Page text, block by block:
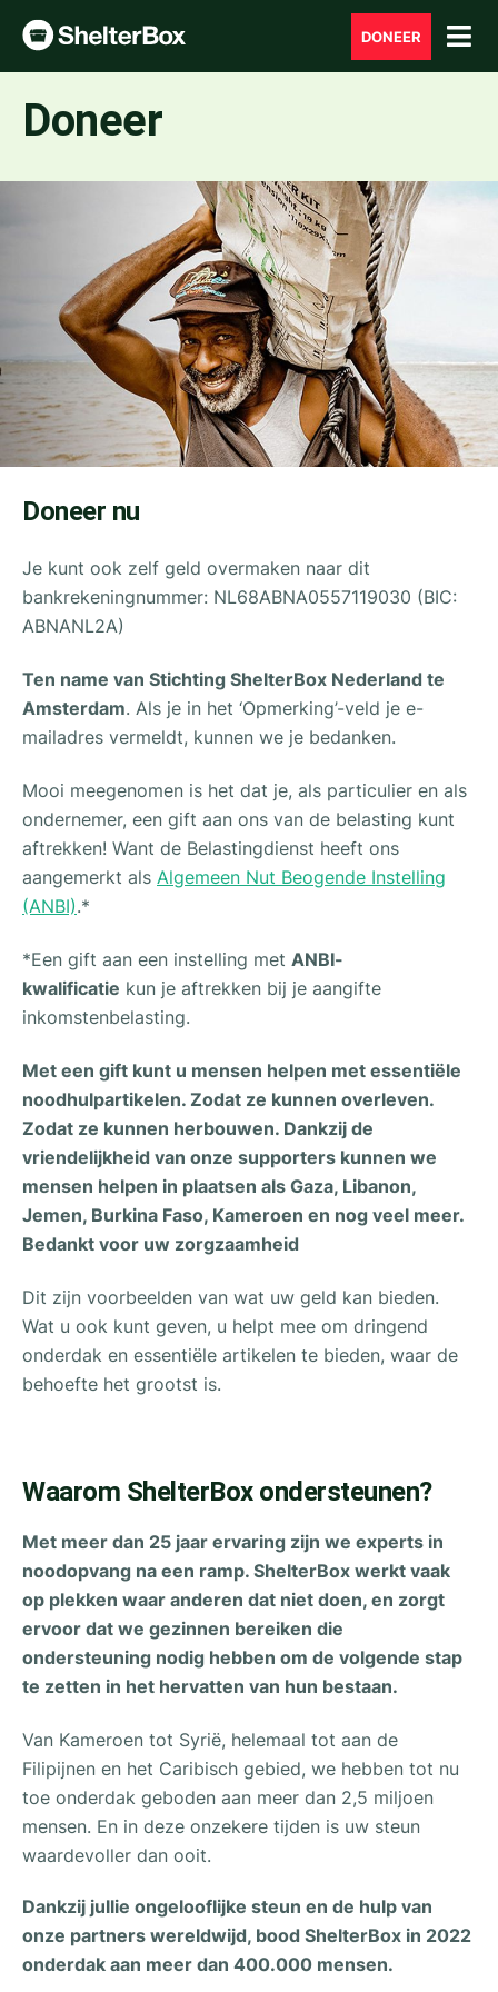
DONEER
Doneer
Doneer nu
Je kunt ook zelf geld overmaken naar dit
bankrekeningnummer: NL68ABNA0557119030 (BIC:
ABNANL2A)
Ten name van Stichting ShelterBox Nederland te
Amsterdam. Als je in het ‘Opmerking’-veld je e-
mailadres vermeldt, kunnen we je bedanken.
Mooi meegenomen is het dat je, als particulier en als
ondernemer, een gift aan ons van de belasting kunt
aftrekken! Want de Belastingdienst heeft ons
aangemerkt als Algemeen Nut Beogende Instelling
(ANBI).*
*Een gift aan een instelling met ANBI-
kwalificatie kun je aftrekken bij je aangifte
inkomstenbelasting.
Met een gift kunt u mensen helpen met essentiële
noodhulpartikelen. Zodat ze kunnen overleven.
Zodat ze kunnen herbouwen. Dankzij de
vriendelijkheid van onze supporters kunnen we
mensen helpen in plaatsen als Gaza, Libanon,
Jemen, Burkina Faso, Kameroen en nog veel meer.
Bedankt voor uw zorgzaamheid
Dit zijn voorbeelden van wat uw geld kan bieden.
Wat u ook kunt geven, u helpt mee om dringend
onderdak en essentiële artikelen te bieden, waar de
behoefte het grootst is.
Waarom ShelterBox ondersteunen?
Met meer dan 25 jaar ervaring zijn we experts in
noodopvang na een ramp. ShelterBox werkt vaak
op plekken waar anderen dat niet doen, en zorgt
ervoor dat we gezinnen bereiken die
ondersteuning nodig hebben om de volgende stap
te zetten in het hervatten van hun bestaan.
Van Kameroen tot Syrië, helemaal tot aan de
Filipijnen en het Caribisch gebied, we hebben tot nu
toe onderdak geboden aan meer dan 2,5 miljoen
mensen. En in deze onzekere tijden is uw steun
waardevoller dan ooit.
Dankzij jullie ongelooflijke steun en de hulp van
onze partners wereldwijd, bood ShelterBox in 2022
onderdak aan meer dan 400.000 mensen.